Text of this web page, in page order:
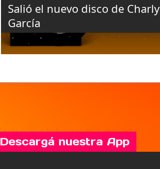
Salió el nuevo disco de Charly
García
Descargá nuestra App